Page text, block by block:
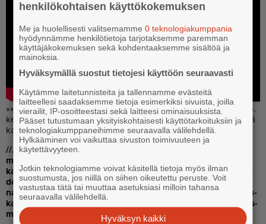
»» Por­voon kau­pun­gin­val­tuus­to ko­kous al­kaa kes­ki­viik­ko­na 17.6.
kel­lo 17. Ko­kous­ta voi seu­ra­ta suo­ra­na ver­kos­sa tai pai­kan pääl­lä
kau­pun­gin­ta­lol­la (Raa­ti­huo­neen­ka­tu 9).
//Jut­tua on kor­jat­tu 17.6.2026 kel­lo 15.29: Por­voon kau­pun­ki
mak­saa kun­ta­li­sää täl­lä het­kel­lä 351 eu­roa las­ta koh­den kuu­
kau­des­sa. Kun­ta­li­sän pääl­le mak­se­taan li­säk­si yk­si­tyi­sen hoi­
don tu­kea ja mah­dol­li­nen hoi­to­li­sä (268 eu­roa), jol­loin ko­ko­
nais­sum­ma on 542,28–807 eu­roa. Hoi­ta­jien ko­ke­muk­sen mu­
kaan vain ani­har­va per­he saa hoi­to­li­säl­lä ko­ro­te­tun enim­mäis­
mää­rän.
henkilökohtaisen käyttökokemuksen
Me ja huolellisesti valitsemamme0 teknologiakumppania
hyödynnämme henkilötietoja tarjotaksemme paremman
käyttäjäkokemuksen sekä kohdentaaksemme sisältöä ja
mainoksia.
Hyväksymällä suostut tietojesi käyttöön seuraavasti
Käytämme laitetunnisteita ja tallennamme evästeitä
laitteellesi saadaksemme tietoja esimerkiksi sivuista, joilla
vierailit, IP-osoitteestasi sekä laitteesi ominaisuuksista.
Pääset tutustumaan yksityiskohtaisesti käyttötarkoituksiin ja
teknologiakumppaneihimme seuraavalla välilehdellä.
Hylkääminen voi vaikuttaa sivuston toimivuuteen ja
käytettävyyteen.
Jotkin teknologiamme voivat käsitellä tietoja myös ilman
suostumusta, jos niillä on siihen oikeutettu peruste. Voit
vastustaa tätä tai muuttaa asetuksiasi milloin tahansa
seuraavalla välilehdellä.
Hyväksyn kaikki